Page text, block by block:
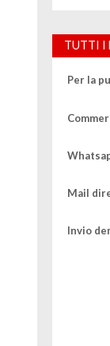
TUTTI I
Per la
Mail
Invio